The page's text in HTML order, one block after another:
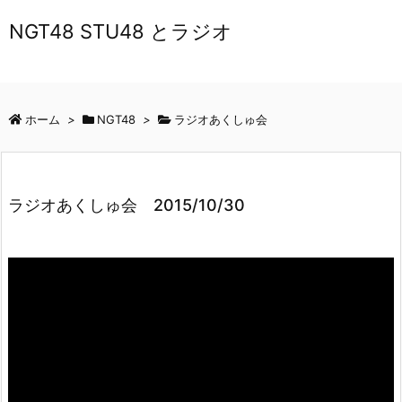
NGT48 STU48 とラジオ
ホーム > NGT48 > ラジオあくしゅ会
ラジオあくしゅ会 2015/10/30